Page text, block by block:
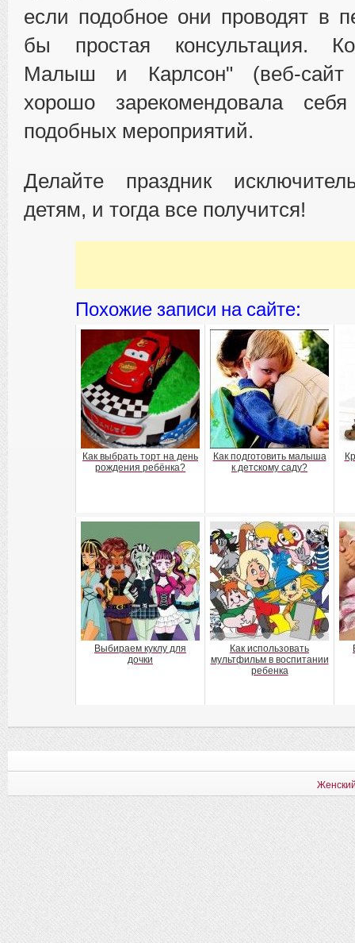
если подобное они проводят в
бы простая консультация.
Малыш и Карлсон" (веб-сайт
хорошо зарекомендовала
подобных мероприятий.
Делайте праздник
детям, и тогда все получится!
Похожие записи на сайте:
Как выбрать торт на день
рождения ребёнка?
Как подготовить малыша
к детскому саду?
Выбираем куклу для
дочки
Как использовать
мультфильм в воспитании
ребенка